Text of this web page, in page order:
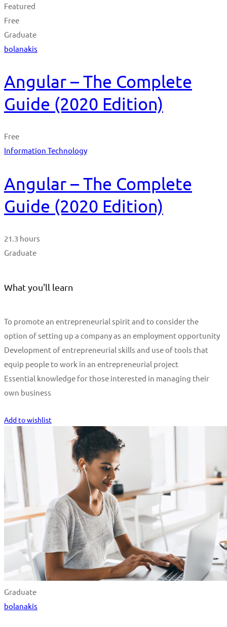
Featured
Free
Graduate
bolanakis
Angular – The Complete
Guide (2020 Edition)
Free
Information Technology
Angular – The Complete
Guide (2020 Edition)
21.3 hours
Graduate
What you'll learn
To promote an entrepreneurial spirit and to consider the
option of setting up a company as an employment opportunity
Development of entrepreneurial skills and use of tools that
equip people to work in an entrepreneurial project
Essential knowledge for those interested in managing their
own business
Add to wishlist
Graduate
bolanakis